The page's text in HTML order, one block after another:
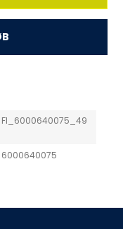
FI_6000640075_49
6000640075